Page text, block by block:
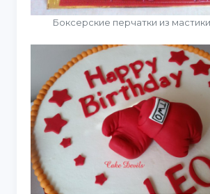
Боксерские перчатки из